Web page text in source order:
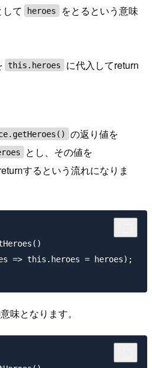
て heroes
をとるという意味
this.heroes
に代入してreturn
の返り値を
とし、その値を
するという流れになりま
=> this.heroes = heroes);
味となります。